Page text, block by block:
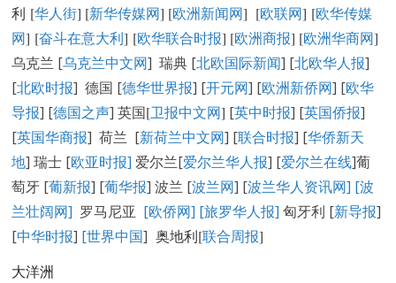
利 [华人街] [新华传媒网] [欧洲新闻网] [欧联网] [欧华传媒
网] [奋斗在意大利] [欧华联合时报] [欧洲商报] [欧洲华商网]
乌克兰 [乌克兰中文网] 瑞典 [北欧国际新闻] [北欧华人报]
[北欧时报] 德国 [德华世界报] [开元网] [欧洲新侨网] [欧华
导报] [德国之声] 英国[卫报中文网] [英中时报] [英国侨报]
[英国华商报] 荷兰 [新荷兰中文网] [联合时报] [华侨新天
地] 瑞士 [欧亚时报] 爱尔兰[爱尔兰华人报] [爱尔兰在线]葡
萄牙 [葡新报] [葡华报] 波兰 [波兰网] [波兰华人资讯网] [波
兰壮阔网] 罗马尼亚 [欧侨网] [旅罗华人报] 匈牙利 [新导报]
[中华时报] [世界中国] 奥地利[联合周报]
大洋洲